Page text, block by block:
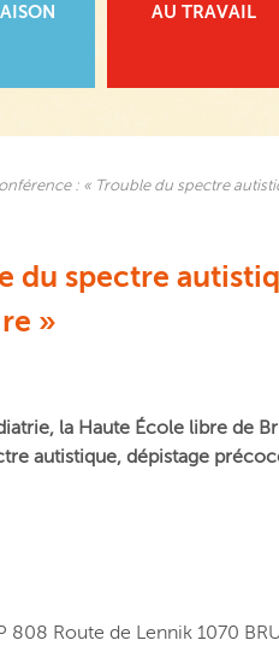
AU TRAVAIL
: « Trouble du spectre
du spectre
»
la Haute École libre de
autistique, dépistage
Route de Lennik 1070